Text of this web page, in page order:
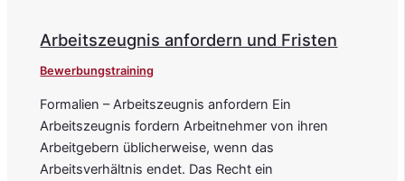
Arbeitszeugnis anfordern und Fristen
Bewerbungstraining
Formalien – Arbeitszeugnis anfordern Ein
Arbeitszeugnis fordern Arbeitnehmer von ihren
Arbeitgebern üblicherweise, wenn das
Arbeitsverhältnis endet. Das Recht ein